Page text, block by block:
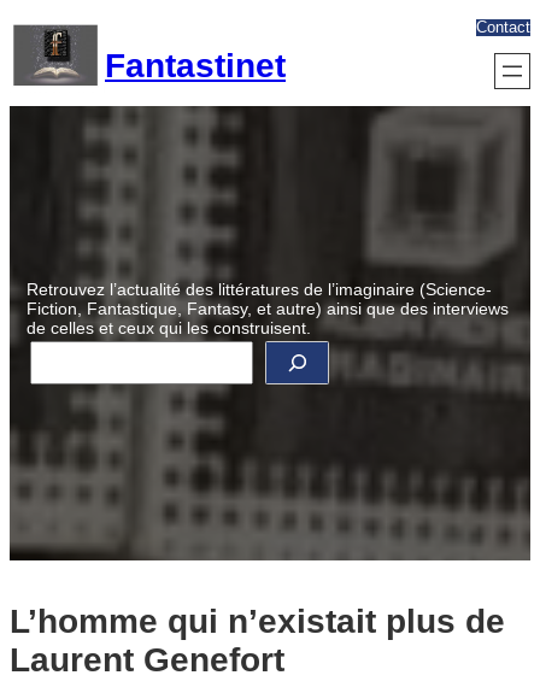
contenu
Fantastinet
Contact
Retrouvez l’actualité des littératures de l’imaginaire (Science-
Fiction, Fantastique, Fantasy, et autre) ainsi que des interviews
de celles et ceux qui les construisent.
R
c
c
h
e
L’homme qui n’existait plus de
Laurent Genefort